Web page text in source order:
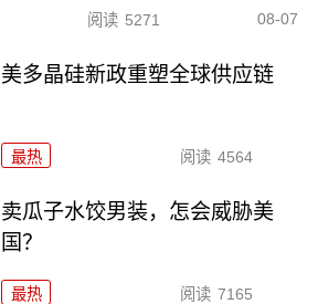
阅读 5271 08-07
美多晶硅新政重塑全球供应链
最热 阅读 4564
卖瓜子水饺男装，怎会威胁美
国？
最热 阅读 7165